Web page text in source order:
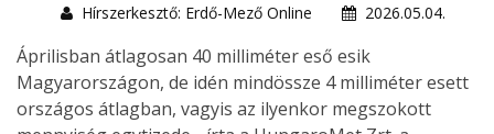
Hírszerkesztő: Erdő-Mező Online
2026.05.04.
Áprilisban átlagosan 40 milliméter eső esik
Magyarországon, de idén mindössze 4 milliméter esett
országos átlagban, vagyis az ilyenkor megszokott